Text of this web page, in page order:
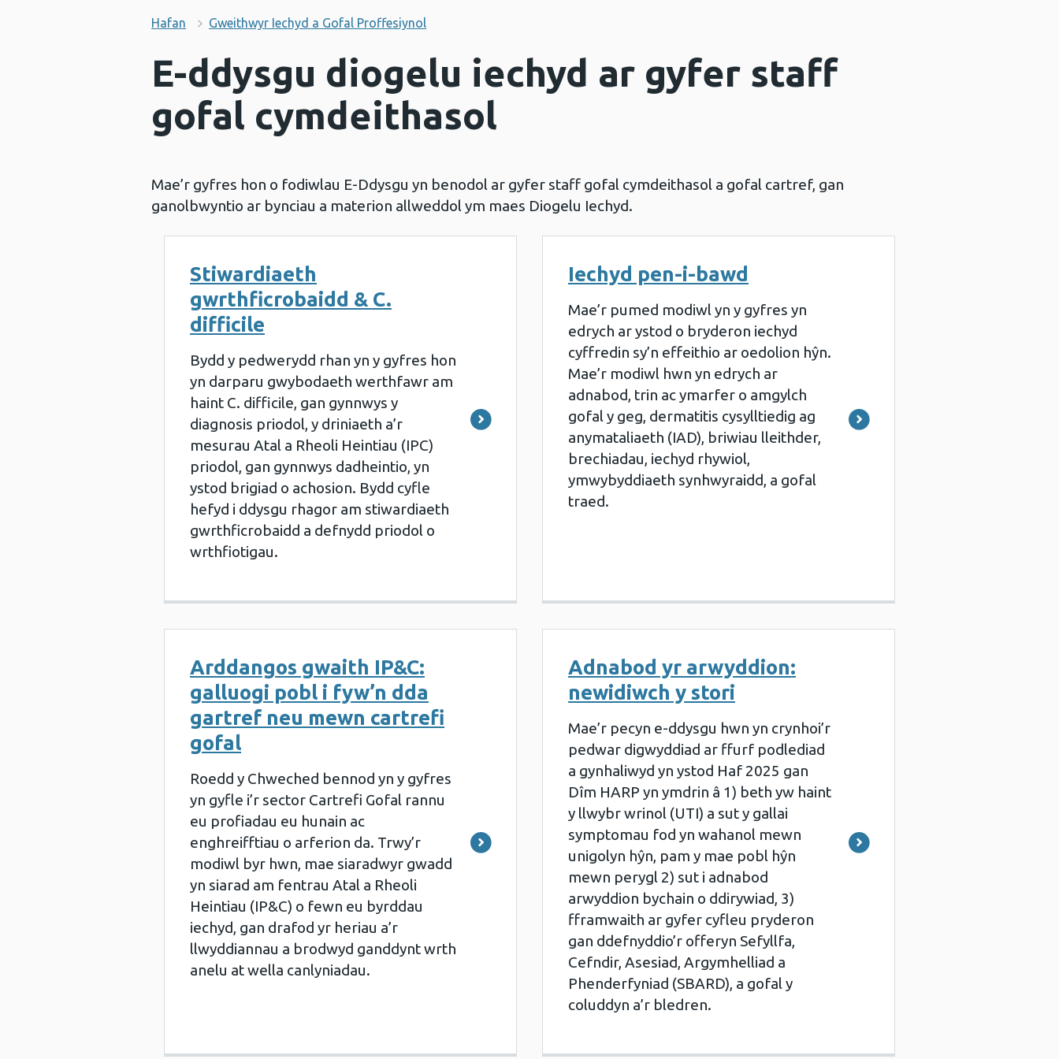
Hafan Gweithwyr Iechyd a Gofal Proffesiynol
E-ddysgu diogelu iechyd ar gyfer staff
gofal cymdeithasol
Mae’r gyfres hon o fodiwlau E-Ddysgu yn benodol ar gyfer staff gofal cymdeithasol a gofal cartref, gan
ganolbwyntio ar bynciau a materion allweddol ym maes Diogelu Iechyd.
Stiwardiaeth
gwrthficrobaidd & C.
difficile
Bydd y pedwerydd rhan yn y gyfres hon
yn darparu gwybodaeth werthfawr am
haint C. difficile, gan gynnwys y
diagnosis priodol, y driniaeth a’r
mesurau Atal a Rheoli Heintiau (IPC)
priodol, gan gynnwys dadheintio, yn
ystod brigiad o achosion. Bydd cyfle
hefyd i ddysgu rhagor am stiwardiaeth
gwrthficrobaidd a defnydd priodol o
wrthfiotigau.
Iechyd pen-i-bawd
Mae’r pumed modiwl yn y gyfres yn
edrych ar ystod o bryderon iechyd
cyffredin sy’n effeithio ar oedolion hŷn.
Mae’r modiwl hwn yn edrych ar
adnabod, trin ac ymarfer o amgylch
gofal y geg, dermatitis cysylltiedig ag
anymataliaeth (IAD), briwiau lleithder,
brechiadau, iechyd rhywiol,
ymwybyddiaeth synhwyraidd, a gofal
traed.
Arddangos gwaith IP&C:
galluogi pobl i fyw’n dda
gartref neu mewn cartrefi
gofal
Roedd y Chweched bennod yn y gyfres
yn gyfle i’r sector Cartrefi Gofal rannu
eu profiadau eu hunain ac
enghreifftiau o arferion da. Trwy’r
modiwl byr hwn, mae siaradwyr gwadd
yn siarad am fentrau Atal a Rheoli
Heintiau (IP&C) o fewn eu byrddau
iechyd, gan drafod yr heriau a’r
llwyddiannau a brodwyd ganddynt wrth
anelu at wella canlyniadau.
Adnabod yr arwyddion:
newidiwch y stori
Mae’r pecyn e-ddysgu hwn yn crynhoi’r
pedwar digwyddiad ar ffurf podlediad
a gynhaliwyd yn ystod Haf 2025 gan
Dîm HARP yn ymdrin â 1) beth yw haint
y llwybr wrinol (UTI) a sut y gallai
symptomau fod yn wahanol mewn
unigolyn hŷn, pam y mae pobl hŷn
mewn perygl 2) sut i adnabod
arwyddion bychain o ddirywiad, 3)
fframwaith ar gyfer cyfleu pryderon
gan ddefnyddio’r offeryn Sefyllfa,
Cefndir, Asesiad, Argymhelliad a
Phenderfyniad (SBARD), a gofal y
coluddyn a’r bledren.